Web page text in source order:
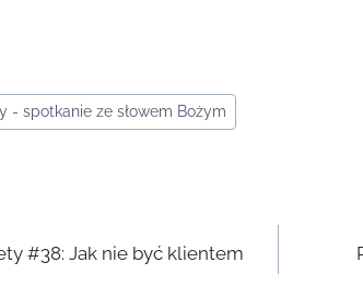
- spotkanie ze słowem Bożym
#38: Jak nie być klientem